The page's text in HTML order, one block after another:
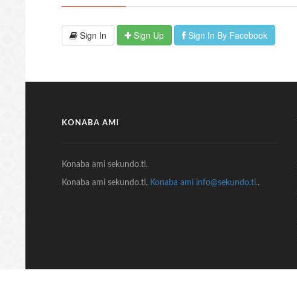
Sign In Sign Up Sign In By Facebook
KONABA AMI
Konaba ami sekundo.tl.
Konaba ami sekundo.tl. Konaba ami info@sekundo.tl..